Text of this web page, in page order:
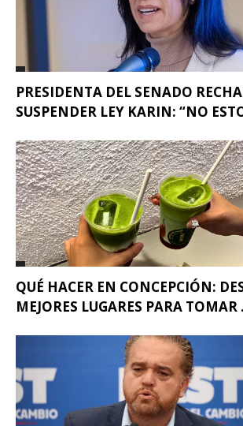
PRESIDENTA DEL SENADO
SUSPENDER LEY KARIN: “NO
QUÉ HACER EN CONCEPCIÓN:
MEJORES LUGARES PARA TOMAR